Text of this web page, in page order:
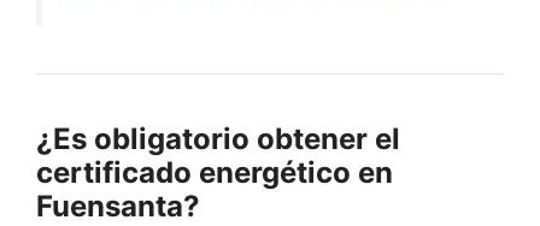
¿Es obligatorio obtener el
certificado energético en
Fuensanta?